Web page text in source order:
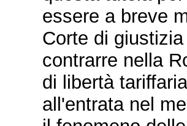
essere a breve
Corte di
contrarre nella
di libertà
all'entrata nel